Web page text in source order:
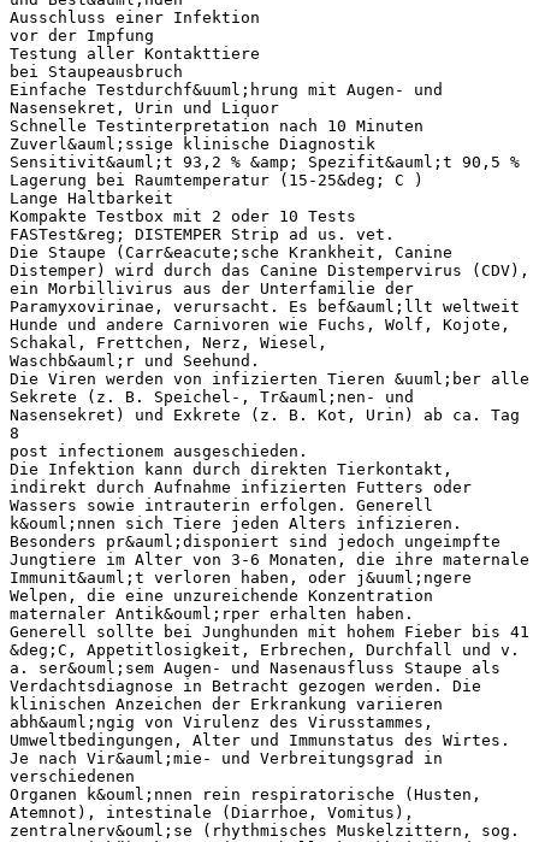
Ausschluss einer Infektion
vor der Impfung
Testung aller Kontakttiere
bei Staupeausbruch
Einfache Testdurchf&uuml;hrung mit Augen- und
Nasensekret, Urin und Liquor
Schnelle Testinterpretation nach 10 Minuten
Zuverl&auml;ssige klinische Diagnostik
Sensitivit&auml;t 93,2 % &amp; Spezifit&auml;t 90,5 %
Lagerung bei Raumtemperatur (15-25&deg; C )
Lange Haltbarkeit
Kompakte Testbox mit 2 oder 10 Tests
FASTest&reg; DISTEMPER Strip ad us. vet.
Die Staupe (Carr&eacute;sche Krankheit, Canine
Distemper) wird durch das Canine Distempervirus (CDV),
ein Morbillivirus aus der Unterfamilie der
Paramyxovirinae, verursacht. Es bef&auml;llt weltweit
Hunde und andere Carnivoren wie Fuchs, Wolf, Kojote,
Schakal, Frettchen, Nerz, Wiesel,
Waschb&auml;r und Seehund.
Die Viren werden von infizierten Tieren &uuml;ber alle
Sekrete (z. B. Speichel-, Tr&auml;nen- und
Nasensekret) und Exkrete (z. B. Kot, Urin) ab ca. Tag
8
post infectionem ausgeschieden.
Die Infektion kann durch direkten Tierkontakt,
indirekt durch Aufnahme infizierten Futters oder
Wassers sowie intrauterin erfolgen. Generell
k&ouml;nnen sich Tiere jeden Alters infizieren.
Besonders pr&auml;disponiert sind jedoch ungeimpfte
Jungtiere im Alter von 3-6 Monaten, die ihre maternale
Immunit&auml;t verloren haben, oder j&uuml;ngere
Welpen, die eine unzureichende Konzentration
maternaler Antik&ouml;rper erhalten haben.
Generell sollte bei Junghunden mit hohem Fieber bis 41
&deg;C, Appetitlosigkeit, Erbrechen, Durchfall und v.
a. ser&ouml;sem Augen- und Nasenausfluss Staupe als
Verdachtsdiagnose in Betracht gezogen werden. Die
klinischen Anzeichen der Erkrankung variieren
abh&auml;ngig von Virulenz des Virusstammes,
Umweltbedingungen, Alter und Immunstatus des Wirtes.
Je nach Vir&auml;mie- und Verbreitungsgrad in
verschiedenen
Organen k&ouml;nnen rein respiratorische (Husten,
Atemnot), intestinale (Diarrhoe, Vomitus),
zentralnerv&ouml;se (rhythmisches Muskelzittern, sog.